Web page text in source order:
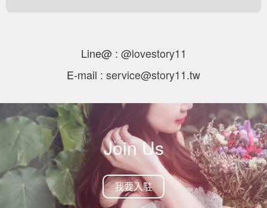
Line@ : @lovestory11
E-mail : service@story11.tw
Join Us
我要入駐